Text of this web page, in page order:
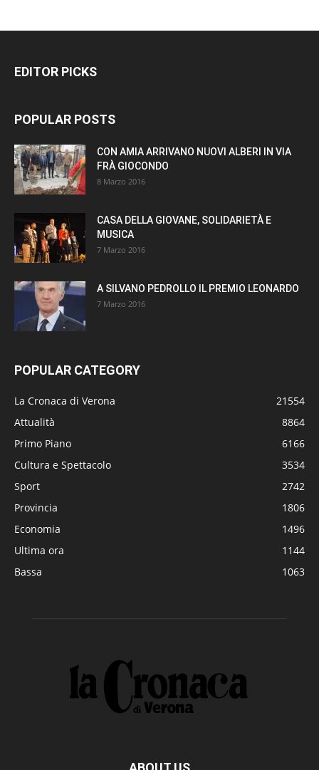
EDITOR PICKS
POPULAR POSTS
CON AMIA ARRIVANO NUOVI ALBERI IN VIA
FRÀ GIOCONDO
8 Marzo 2016
CASA DELLA GIOVANE, SOLIDARIETÀ E
MUSICA
7 Marzo 2016
A SILVANO PEDROLLO IL PREMIO LEONARDO
7 Marzo 2016
POPULAR CATEGORY
La Cronaca di Verona
21554
Attualità
8864
Primo Piano
6166
Cultura e Spettacolo
3534
Sport
2742
Provincia
1806
Economia
1496
Ultima ora
1144
Bassa
1063